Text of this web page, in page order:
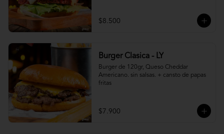
$8.500
Burger Clasica - LY
Burger de 120gr, Queso Cheddar
Americano. sin salsas. + cansto de papas
fritas
$7.900